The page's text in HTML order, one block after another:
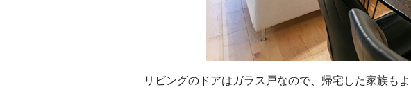
リビングのドアはガラス戸なので、帰宅した家族も